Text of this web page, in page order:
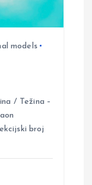
models
/ Težina –
broj